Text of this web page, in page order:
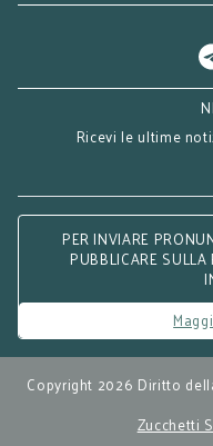
Ricevi le ultime
PER INVIARE
PUBBLICARE
Copyright 2026 Diritto
Zucchetti